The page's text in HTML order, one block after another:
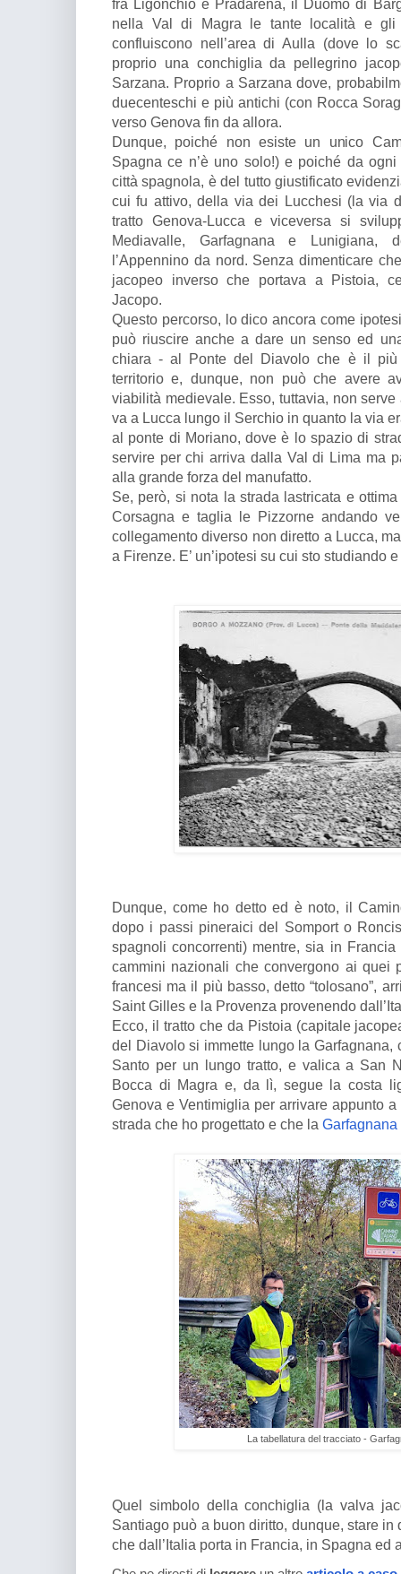
fra Ligonchio e Pradarena, il Duomo di
nella Val di Magra le tante località e
confluiscono nell’area di Aulla (dove lo
proprio una conchiglia da pellegrino
Sarzana. Proprio a Sarzana dove,
duecenteschi e più antichi (con Rocca
verso Genova fin da allora.
Dunque, poiché non esiste un unico
Spagna ce n’è uno solo!) e poiché da
città spagnola, è del tutto giustificato
cui fu attivo, della via dei Lucchesi (la via
tratto Genova-Lucca e viceversa si
Mediavalle, Garfagnana e Lunigiana,
l’Appennino da nord. Senza dimenticare
jacopeo inverso che portava a Pistoia,
Jacopo.
Questo percorso, lo dico ancora come
può riuscire anche a dare un senso ed
chiara - al Ponte del Diavolo che è il più
territorio e, dunque, non può che avere
viabilità medievale. Esso, tuttavia, non
va a Lucca lungo il Serchio in quanto la via
al ponte di Moriano, dove è lo spazio di
servire per chi arriva dalla Val di Lima ma
alla grande forza del manufatto.
Se, però, si nota la strada lastricata e
Corsagna e taglia le Pizzorne andando
collegamento diverso non diretto a Lucca,
a Firenze. E’ un’ipotesi su cui sto studiando
Dunque, come ho detto ed è noto, il
dopo i passi pineraici del Somport o
spagnoli concorrenti) mentre, sia in
cammini nazionali che convergono ai quei
francesi ma il più basso, detto “tolosano”,
Saint Gilles e la Provenza provenendo
Ecco, il tratto che da Pistoia (capitale
del Diavolo si immette lungo la
Santo per un lungo tratto, e valica a San
Bocca di Magra e, da lì, segue la costa
Genova e Ventimiglia per arrivare appunto
strada che ho progettato e che la
La tabellatura del tracciato -
Quel simbolo della conchiglia (la valva
Santiago può a buon diritto, dunque, stare
che dall’Italia porta in Francia, in Spagna